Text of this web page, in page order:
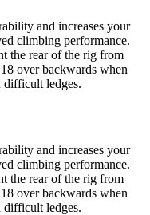
and increases your
climbing performance.
the rear of the rig from
over backwards when
difficult ledges.
and increases your
climbing performance.
the rear of the rig from
over backwards when
difficult ledges.